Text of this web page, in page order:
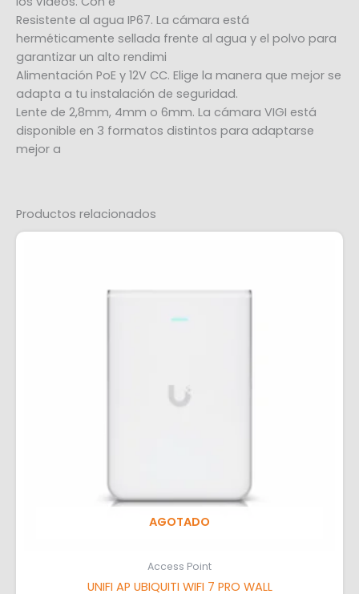
Resistente al agua IP67. La cámara está
herméticamente sellada frente al agua y el polvo para
garantizar un alto rendimi
Alimentación PoE y 12V CC. Elige la manera que mejor se
adapta a tu instalación de seguridad.
Lente de 2,8mm, 4mm o 6mm. La cámara VIGI está
disponible en 3 formatos distintos para adaptarse
mejor a
Productos relacionados
AGOTADO
Access Point
UNIFI AP UBIQUITI WIFI 7 PRO WALL